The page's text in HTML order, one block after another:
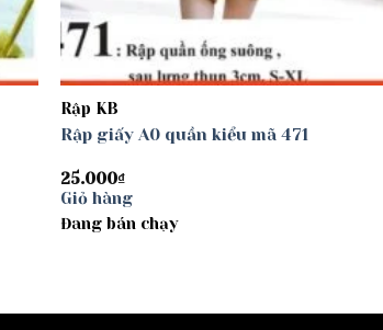
Rập KB
Rập giấy A0 quần kiểu mã 471
25.000₫
Giỏ hàng
Đang bán chạy